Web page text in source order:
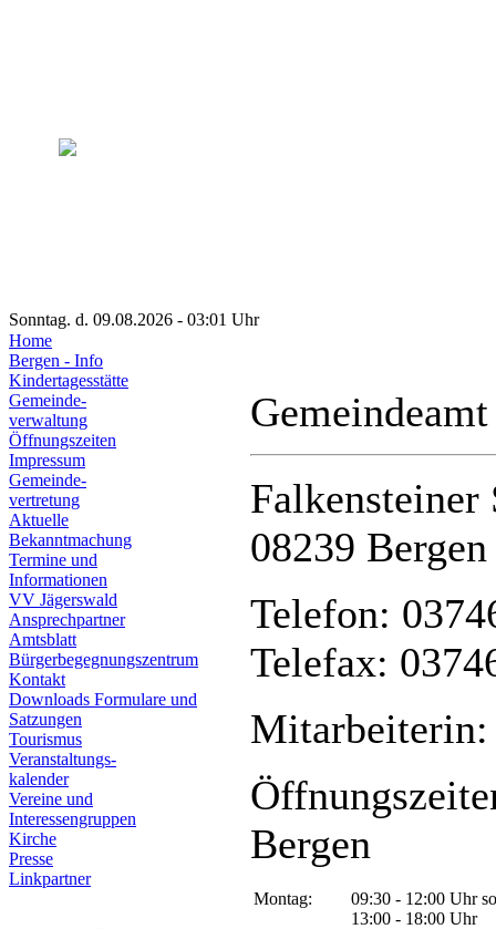
Sonntag. d. 09.08.2026 - 03:01 Uhr
Home
Bergen - Info
Kindertagesstätte
Gemeinde-
verwaltung
Öffnungszeiten
Impressum
Gemeinde-
vertretung
Aktuelle
Bekanntmachung
Termine und
Informationen
VV Jägerswald
Ansprechpartner
Amtsblatt
Bürgerbegegnungszentrum
Kontakt
Downloads Formulare und
Satzungen
Tourismus
Veranstaltungs-
kalender
Vereine und
Interessen­gruppen
Kirche
Presse
Linkpartner
Falkensteiner
08239 Bergen
Telefon:
Telefax:
Mitarbeiterin:
Bergen
Montag:
09:30 - 12:00 Uhr
13:00 - 18:00 Uhr